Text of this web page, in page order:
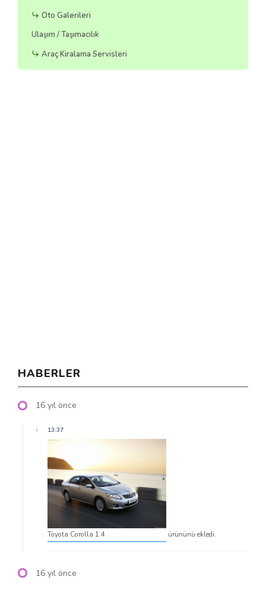
Oto Galerileri
Ulaşım / Taşımacılık
Araç Kiralama Servisleri
HABERLER
16 yıl önce
13:37
Toyota Corolla 1.4 ürününü ekledi.
16 yıl önce